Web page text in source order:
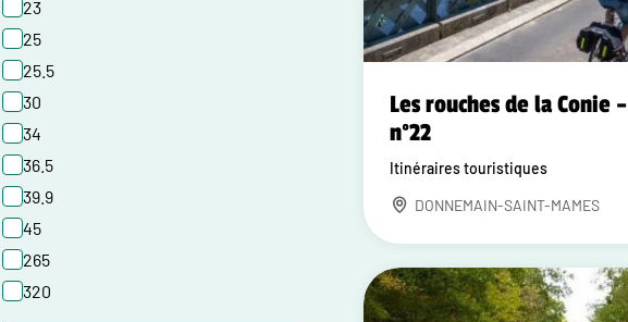
23
25
25.5
30
34
36.5
39.9
45
265
320
Les rouches de la Conie –
n°22
Itinéraires touristiques
DONNEMAIN-SAINT-MAMES